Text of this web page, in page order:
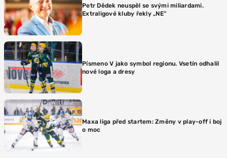
Petr Dědek neuspěl se svými miliardami.
Extraligové kluby řekly „NE“
Písmeno V jako symbol regionu. Vsetín odhalil
nové loga a dresy
Maxa liga před startem: Změny v play-off i boj
o moc